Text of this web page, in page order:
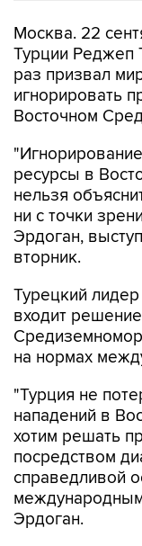
Москва. 22
Турции Реджеп
раз призвал
игнорировать
Восточном
ресурсы в
нельзя
ни с точки
Эрдоган,
вторник.
Турецкий
входит
на нормах
"Турция не
нападений в
хотим решать
посредством
справедливой
Эрдоган.